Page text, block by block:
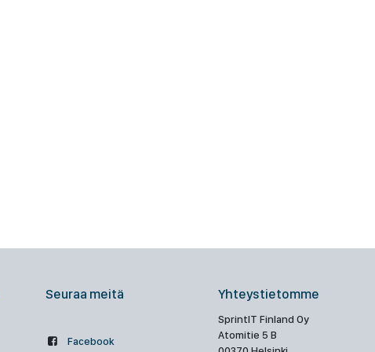
Seuraa meitä
Facebook
Yhteystietomme
SprintIT Finland Oy
Atomitie 5 B